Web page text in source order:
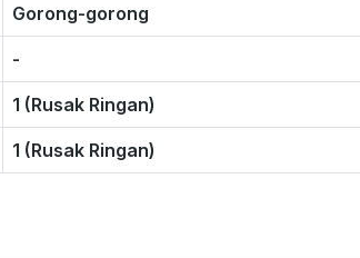
Gorong-gorong
-
1 (Rusak Ringan)
1 (Rusak Ringan)